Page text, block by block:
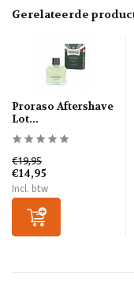
Gerelateerde
Proraso Aftershave
Lot...
€19,95
€14,95
Incl. btw